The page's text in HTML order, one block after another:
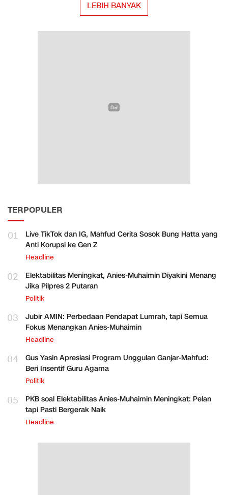
LEBIH BANYAK
TERPOPULER
01
Live TikTok dan IG, Mahfud Cerita Sosok Bung Hatta yang
Anti Korupsi ke Gen Z
Headline
02
Elektabilitas Meningkat, Anies-Muhaimin Diyakini Menang
Jika Pilpres 2 Putaran
Politik
03
Jubir AMIN: Perbedaan Pendapat Lumrah, tapi Semua
Fokus Menangkan Anies-Muhaimin
Headline
04
Gus Yasin Apresiasi Program Unggulan Ganjar-Mahfud:
Beri Insentif Guru Agama
Politik
05
PKB soal Elektabilitas Anies-Muhaimin Meningkat: Pelan
tapi Pasti Bergerak Naik
Headline